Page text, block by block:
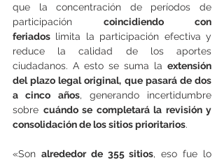
que la concentración de períodos de
participación coincidiendo con
feriados limita la participación efectiva y
reduce la calidad de los aportes
ciudadanos. A esto se suma la extensión
del plazo legal original, que pasará de dos
a cinco años, generando incertidumbre
sobre cuándo se completará la revisión y
consolidación de los sitios prioritarios.
«Son alrededor de 355 sitios, eso fue lo